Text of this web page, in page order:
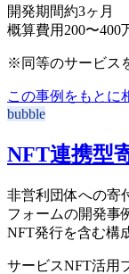
開発期間約3ヶ月
概算費用 200〜400
※同等のサービス
この事例をもとに
bubble
NFT連携型
非営利団体への寄
フォームの開発事
NFT発行を含む構
サービスNFT活用